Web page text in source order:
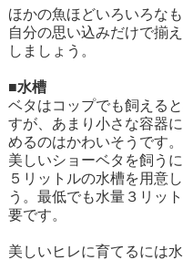
ほかの魚ほどいろいろな
自分の思い込みだけで揃
しましょう。
■水槽
ベタはコップでも飼える
すが、あまり小さな容器
めるのはかわいそうです。
美しいショーベタを飼う
５リットルの水槽を用意
う。最低でも水量３リッ
要です。
美しいヒレに育てるには水